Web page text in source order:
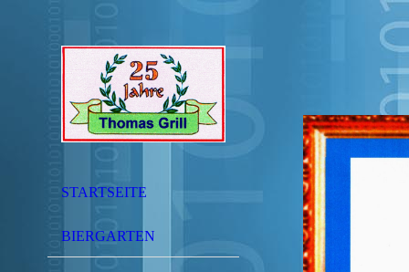
STARTSEITE
BIERGARTEN